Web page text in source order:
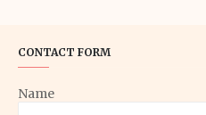
CONTACT FORM
Name